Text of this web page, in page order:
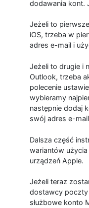
dodawania kont.
Jeżeli to
iOS, trzeba w
adres e-mail i
Jeżeli to drugie i
Outlook, trzeba
polecenie
wybieramy
następnie dodaj
swój adres e-
Dalsza część
wariantów
urządzeń Apple.
Jeżeli teraz
dostawcy poczty
służbowe konto